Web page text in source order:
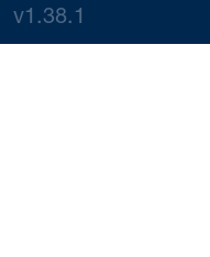
v1.38.1